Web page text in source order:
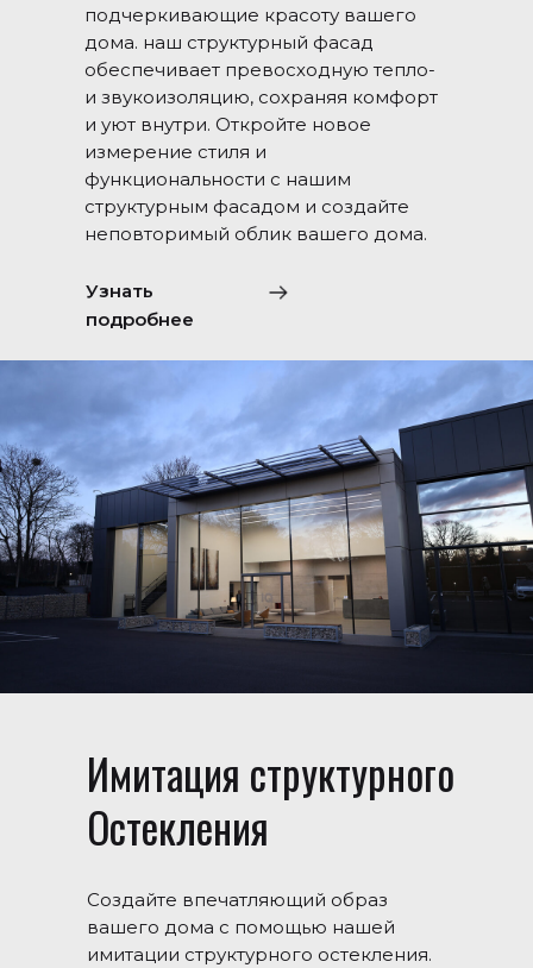
Имитация структурного
Остекления
Создайте впечатляющий образ
вашего дома с помощью нашей
имитации структурного остекления.
Узнать
подробнее
подчеркивающие красоту вашего
дома. наш структурный фасад
обеспечивает превосходную тепло-
и звукоизоляцию, сохраняя комфорт
и уют внутри. Откройте новое
измерение стиля и
функциональности с нашим
структурным фасадом и создайте
неповторимый облик вашего дома.